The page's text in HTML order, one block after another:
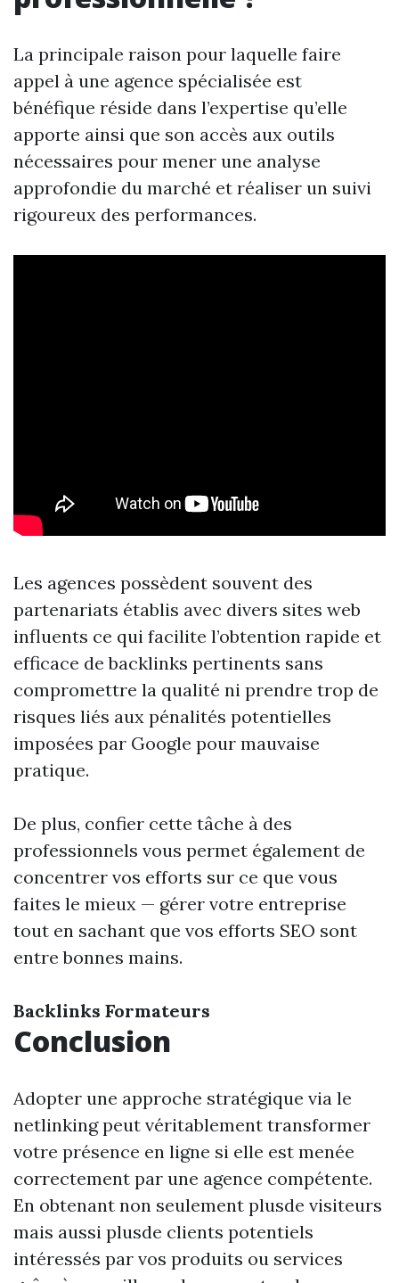
La principale raison pour laquelle faire
appel à une agence spécialisée est
bénéfique réside dans l’expertise qu’elle
apporte ainsi que son accès aux outils
nécessaires pour mener une analyse
approfondie du marché et réaliser un suivi
rigoureux des performances.
Les agences possèdent souvent des
partenariats établis avec divers sites web
influents ce qui facilite l’obtention rapide et
efficace de backlinks pertinents sans
compromettre la qualité ni prendre trop de
risques liés aux pénalités potentielles
imposées par Google pour mauvaise
pratique.
De plus, confier cette tâche à des
professionnels vous permet également de
concentrer vos efforts sur ce que vous
faites le mieux — gérer votre entreprise
tout en sachant que vos efforts SEO sont
entre bonnes mains.
Backlinks Formateurs
Conclusion
Adopter une approche stratégique via le
netlinking peut véritablement transformer
votre présence en ligne si elle est menée
correctement par une agence compétente.
En obtenant non seulement plusde visiteurs
mais aussi plusde clients potentiels
intéressés par vos produits ou services